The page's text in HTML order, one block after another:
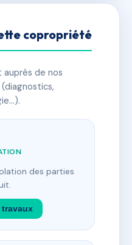
copropriété
de nos
des parties
travaux